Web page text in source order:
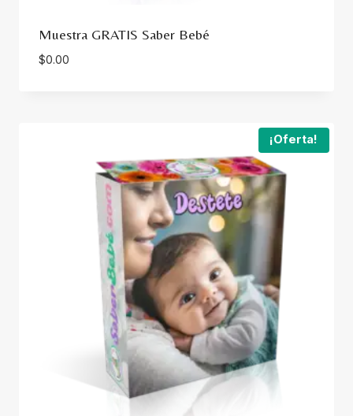
Muestra GRATIS Saber Bebé
$0.00
¡Oferta!